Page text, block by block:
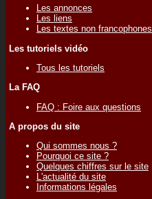
Les annonces
Les liens
Les textes non francophones
Les tutoriels vidéo
Tous les tutoriels
La FAQ
FAQ : Foire aux questions
A propos du site
Qui sommes nous ?
Pourquoi ce site ?
Quelques chiffres sur le site
L'actualité du site
Informations légales